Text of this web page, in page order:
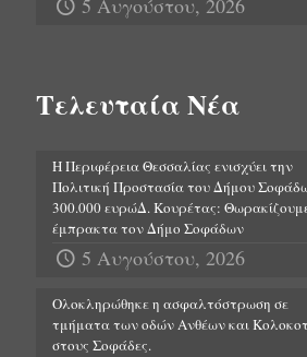
5 Αυγούστου, 2026
Τελευταία Νέα
Η Περιφέρεια Θεσσαλίας ενισχύει την
Πολιτική Προστασία του Δήμου
300.000 ευρώΔ. Κουρέτας:
έμπρακτα τον Δήμο Σοφάδων
5 Αυγούστου, 2026
Ολοκληρώθηκε η ασφαλτόστρωση σε
τμήματα των οδών Ανθέων και
στους Σοφάδες.